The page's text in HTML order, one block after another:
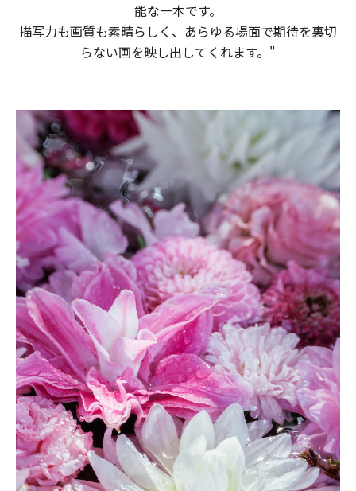
能な​一本です。​
描写力も​画質も​素晴らしく、​あらゆる​場面で​期待を​裏切
らない​画を​映し出してくれます。​​​"​